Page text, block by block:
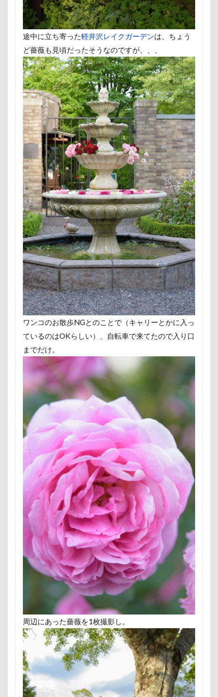
途中に立ち寄った軽井沢レイクガーデンは、ちょう
ど薔薇も見頃だったそうなのですが、、、
ワンコのお散歩NGとのことで（キャリーとかに入っ
ているのはOKらしい）、自転車で来てたので入り口
までだけ。
周辺にあった薔薇を1枚撮影し。
アート
アーキくん
アンバサダー
アンディくん
アンジーちゃん
アンジェリーナちゃん
アリスちゃん
アンちゃん
アレルギー
アルマくん
アルファアイコン
アルトくん
アルジェントくん
アル3才
アル2才
アル0才
アル0
アイちゃん
わんダフルネイチャーヴィレッジ
ほうとう 富士の茶屋
まんじゅう
よくばり
よきにはからえ
ゆずちゃん
ゆきちゃん
もんじゃくん
ももちゃん
もってこい
めいちゃん
みちのくファーム
まろくん
りあん君
まるるちゃん
まるで敷物
まるくん
まめちゃん
まなちゃん
ますの寿し
まさむねくん
まいたけちゃん
ぽーくん
よもぎくん
りえちゃん
わんコレ
るなちゃん
わんちゃんの広場
ろう人形
ろいくん
れんちゃん
るるちゃん
るな祖母 るな父
るな母
るな先生
るな7才 りかちゃん
るな6才
るな5才
るな4才 るな3才
るな2才
るな1才
るな0才 るな
りょうくん
りっくん
イヌクロ夏祭り
HUGGY BUDDY'S
JOYくん
JOKER's TOWN
John’s Background Switcher
jmooc
iPhone
INUQLO-Z
INU-CLOSET
Instagram
HOUDY
KONG
HondaCars
HOLIDAY COFFEE
HIWAHIWA OHANA
Hi Meg
HARIO ハリオ ワンプレおやつキット
HARE
HappyBirthday g​e​l​a​t​o​ ​p​i​q​u​e​
GW
Konaちゃん
LDソファー
gacco
MTシリーズ
PET BOX
PENNY LANE
OASIS
Noaちゃん Nikon
Nicoちゃん
Naluちゃん
M・U SPORTS
My Talking Pet
MOON STAR石鹸
LEVORG
MC-VKS8200
MC-SBU840K. Panasonic
mayhanaさん
Marque Blanc
MANDARINE BROTHERS
M'sふぁくとりー
LIPPLE LASER
LINEスタンプ
LIMONEちゃん
FlashAir
PeTeMo Andycafe
Bonitoくん
Bleu Bleuet
BLENHEIM眞理
BISTRO うしすけ
BBQ
awa hour
annちゃん
Anelaくん
Amigoちゃん
BUBBLEBOO